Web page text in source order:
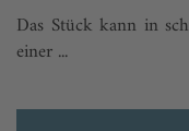
Das Stück kann in
einer ...